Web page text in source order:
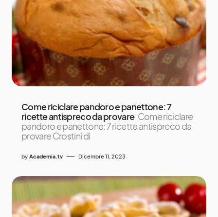
Come riciclare pandoro e panettone: 7
ricette antispreco da provare Come riciclare
pandoro e panettone: 7 ricette antispreco da
provare Crostini di
by Academia.tv Dicembre 11, 2023